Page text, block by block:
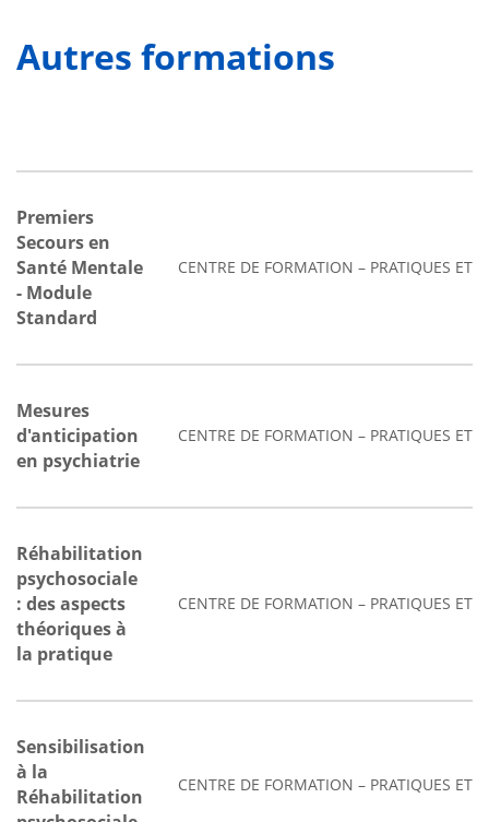
Autres formations
Premiers
Secours en
Santé Mentale
- Module
Standard
CENTRE DE FORMATION – PRATIQUES ET
Mesures
d'anticipation
en psychiatrie
CENTRE DE FORMATION – PRATIQUES ET
Réhabilitation
psychosociale
: des aspects
théoriques à
la pratique
CENTRE DE FORMATION – PRATIQUES ET
Sensibilisation
à la
Réhabilitation
CENTRE DE FORMATION – PRATIQUES ET